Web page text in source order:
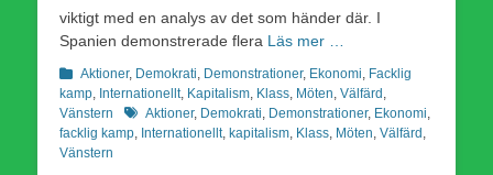
viktigt med en analys av det som händer där. I
Spanien demonstrerade flera Läs mer …
Kategorier
Aktioner, Demokrati Demonstrationer, Ekonomi Facklig
kamp Internationellt, Kapitalism Klass Möten Välfärd
Vänstern
Etiketter
Aktioner, Demokrati Demonstrationer, Ekonomi
facklig kamp Internationellt, kapitalism Klass Möten Välfärd
Vänstern